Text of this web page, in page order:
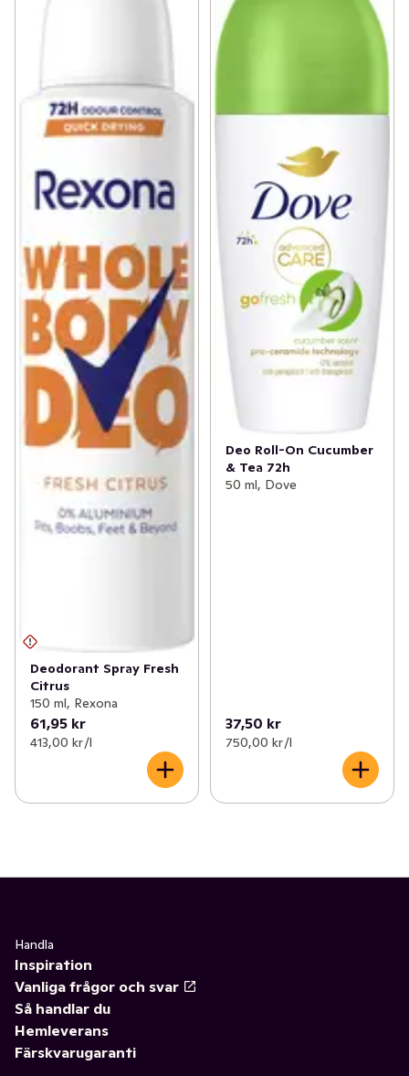
Deodorant Spray Fresh
Citrus
150 ml, Rexona
61,95 kr
413,00 kr /l
Deo Roll-On Cucumber
& Tea 72h
50 ml, Dove
37,50 kr
750,00 kr /l
Handla
Inspiration
Vanliga frågor och svar
Så handlar du
Hemleverans
Färskvarugaranti